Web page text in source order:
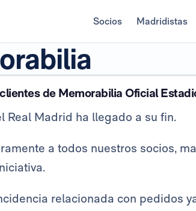
Socios Madridistas
de Memorabilia Oficial
Real Madrid ha llegado a su fin.
a todos nuestros socios,
relacionada con pedidos